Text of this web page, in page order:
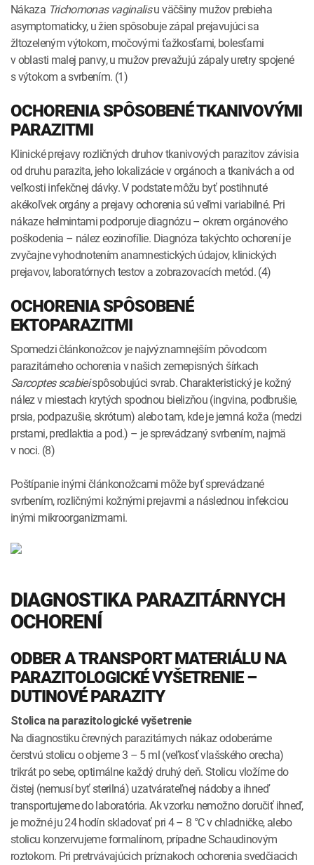
Nákaza Trichomonas vaginalisu väčšiny mužov prebieha
asymptomaticky, u žien spôsobuje zápal prejavujúci sa
žltozeleným výtokom, močovými ťažkosťami, bolesťami
v oblasti malej panvy, u mužov prevažujú zápaly uretry spojené
s výtokom a svrbením. (1)
OCHORENIA SPÔSOBENÉ TKANIVOVÝMI
PARAZITMI
Klinické prejavy rozličných druhov tkanivových parazitov závisia
od druhu parazita, jeho lokalizácie v orgánoch a tkanivách a od
veľkosti infekčnej dávky. V podstate môžu byť postihnuté
akékoľvek orgány a prejavy ochorenia sú veľmi variabilné. Pri
nákaze helmintami podporuje diagnózu – okrem orgánového
poškodenia – nález eozinofílie. Diagnóza takýchto ochorení je
zvyčajne vyhodnotením anamnestických údajov, klinických
prejavov, laboratórnych testov a zobrazovacích metód. (4)
OCHORENIA SPÔSOBENÉ
EKTOPARAZITMI
Spomedzi článkonožcov je najvýznamnejším pôvodcom
parazitárneho ochorenia v našich zemepisných šírkach
Sarcoptes scabieispôsobujúci svrab. Charakteristický je kožný
nález v miestach krytých spodnou bielizňou (ingvina, podbrušie,
prsia, podpazušie, skrótum) alebo tam, kde je jemná koža (medzi
prstami, predlaktia a pod.) – je sprevádzaný svrbením, najmä
v noci. (8)
Poštípanie inými článkonožcami môže byť sprevádzané
svrbením, rozličnými kožnými prejavmi a následnou infekciou
inými mikroorganizmami.
DIAGNOSTIKA PARAZITÁRNYCH
OCHORENÍ
ODBER A TRANSPORT MATERIÁLU NA
PARAZITOLOGICKÉ VYŠETRENIE –
DUTINOVÉ PARAZITY
Stolica na parazitologické vyšetrenie
Na diagnostiku črevných parazitárnych nákaz odoberáme
čerstvú stolicu o objeme 3 – 5 ml (veľkosť vlašského orecha)
trikrát po sebe, optimálne každý druhý deň. Stolicu vložíme do
čistej (nemusí byť sterilná) uzatvárateľnej nádoby a ihneď
transportujeme do laboratória. Ak vzorku nemožno doručiť ihneď,
je možné ju 24 hodín skladovať pri 4 – 8 °C v chladničke, alebo
stolicu konzervujeme formalínom, prípadne Schaudinovým
roztokom. Pri pretrvávajúcich príznakoch ochorenia svedčiacich